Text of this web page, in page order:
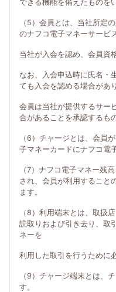
できる機能を備えたものを
（5）会員とは、当社所定
のナフコ電子マネーサービ
当社が入会を認め、会員資
なお、入会申込時に氏名・
ても入会を認める場合があ
会員は当社が提供するサー
合があることを承認するも
（6）チャージとは、会員
子マネーカードにナフコ電
（7）ナフコ電子マネー残
され、会員が利用すること
ます。
（8）利用端末とは、取扱
読取りおよび引き去り、取
ネーを
利用した取引を行うために
（9）チャージ端末とは、
す。